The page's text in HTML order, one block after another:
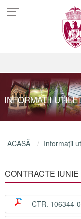
INFORMAŢII UTILE
ACASĂ Informaţii
CONTRACTE IUNIE
CTR. 106344-